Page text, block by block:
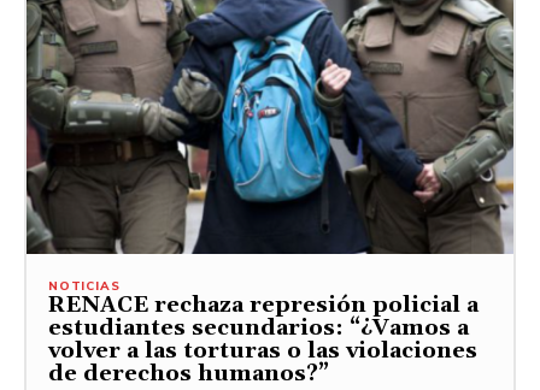
NOTICIAS
RENACE rechaza represión policial a
estudiantes secundarios: “¿Vamos a
volver a las torturas o las violaciones
de derechos humanos?”